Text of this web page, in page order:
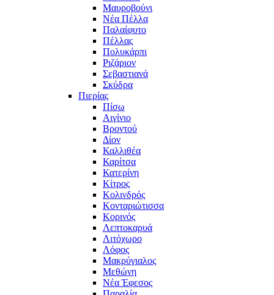
Μαυροβούνι
Νέα Πέλλα
Παλαίφυτο
Πέλλας
Πολυκάρπι
Ριζάριον
Σεβαστιανά
Σκύδρα
Πιερίας
Πίσω
Αιγίνιο
Βροντού
Δίον
Καλλιθέα
Καρίτσα
Κατερίνη
Κίτρος
Κολινδρός
Κονταριώτισσα
Κορινός
Λεπτοκαρυά
Λιτόχωρο
Λόφος
Μακρύγιαλος
Μεθώνη
Νέα Έφεσος